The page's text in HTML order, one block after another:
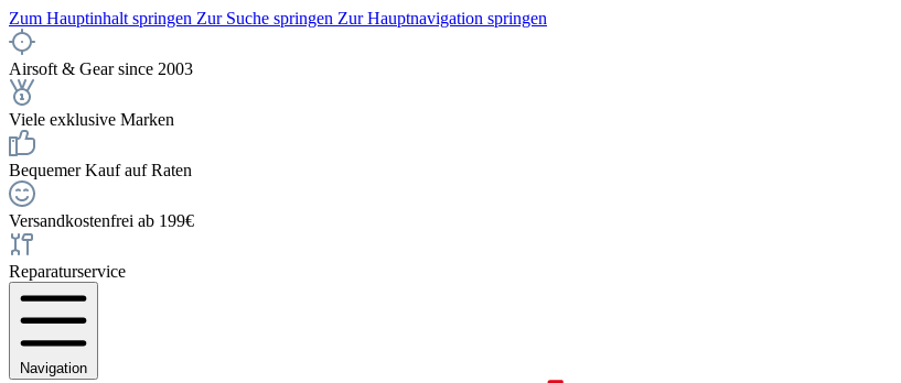
Zum Hauptinhalt springen Zur Suche springen Zur Hauptnavigation springen
Airsoft & Gear since 2003
Viele exklusive Marken
Bequemer Kauf auf Raten
Versandkostenfrei ab 199€
Reparaturservice
Navigation